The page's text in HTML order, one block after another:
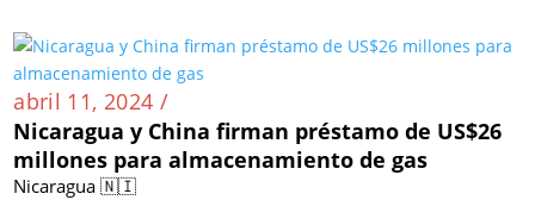
abril 11, 2024 /
Nicaragua y China firman préstamo de US$26
millones para almacenamiento de gas
Nicaragua 🇳🇮